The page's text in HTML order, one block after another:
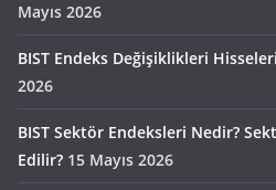
Mayıs 2026
BIST Endeks Değişiklikleri
2026
BIST Sektör Endeksleri Nedir?
Edilir? 15 Mayıs 2026